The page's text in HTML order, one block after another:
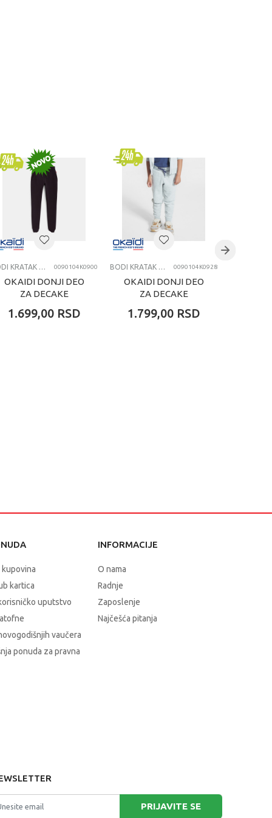
BODI KRATAK RUKAV 0090104K0900
OKAIDI DONJI DEO
ZA DECAKE
1.699,00 RSD
BODI KRATAK RUKAV 0090104K0928
OKAIDI DONJI DEO
ZA DECAKE
1.799,00 RSD
kartica
uputstvo
vaučera
ponuda za pravna
INFORMACIJE
O nama
Radnje
Zaposlenje
Najčešća pitanja
PRIJAVITE SE